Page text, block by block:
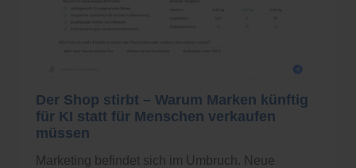
Der Shop stirbt – Warum Marken künftig
für KI statt für Menschen verkaufen
müssen
Marketing befindet sich im Umbruch. Neue